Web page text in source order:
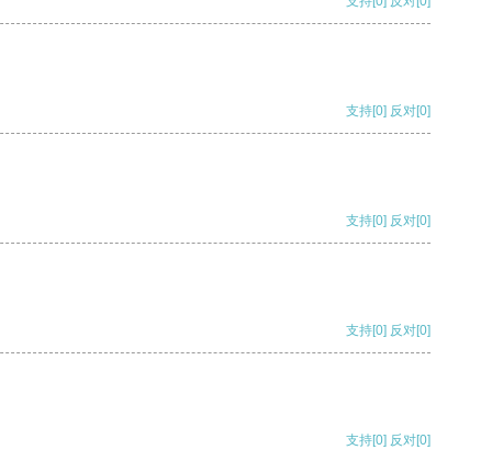
支持[0] 反对[0]
支持[0] 反对[0]
支持[0] 反对[0]
支持[0] 反对[0]